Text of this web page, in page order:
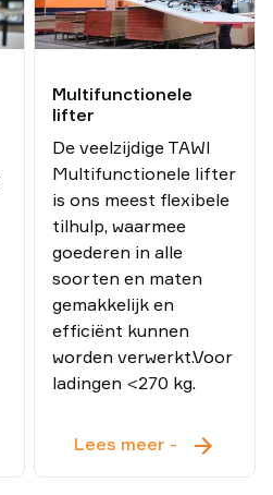
Multifunctionele
lifter
De veelzijdige TAWI
Multifunctionele lifter
is ons meest flexibele
tilhulp, waarmee
goederen in alle
soorten en maten
gemakkelijk en
efficiënt kunnen
worden verwerkt.Voor
ladingen <270 kg.
Lees meer -